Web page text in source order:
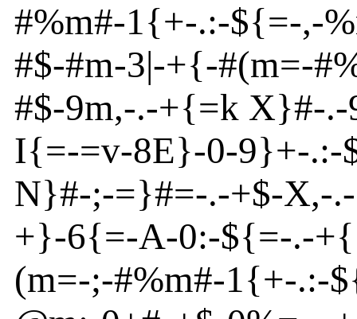
#%m#-1{+-.:-${=-,-
#$-#m-3|-+{-#(m=-
#$-9m,-.-+{=k X}#-.-
I{=-=v-8E}-0-9}+-.:-
N}#-;-=}#=-.-+$-X,-.-
+}-6{=-A-0:-${=-.-+{
(m=-;-#%m#-1{+-.:-